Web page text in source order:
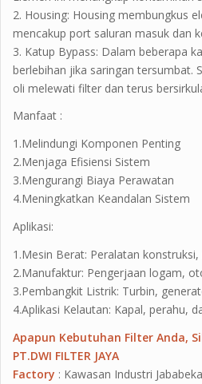
2. Housing: Housing membungkus
mencakup port saluran masuk dan
3. Katup Bypass: Dalam beberapa
berlebihan jika saringan tersumbat.
oli melewati filter dan terus
Manfaat :
1.Melindungi Komponen Penting
2.Menjaga Efisiensi Sistem
3.Mengurangi Biaya Perawatan
4.Meningkatkan Keandalan Sistem
Aplikasi:
1.Mesin Berat: Peralatan
2.Manufaktur: Pengerjaan logam,
3.Pembangkit Listrik: Turbin,
4.Aplikasi Kelautan: Kapal, perahu,
Apapun Kebutuhan Filter Anda,
PT.DWI FILTER JAYA
Factory : Kawasan Industri